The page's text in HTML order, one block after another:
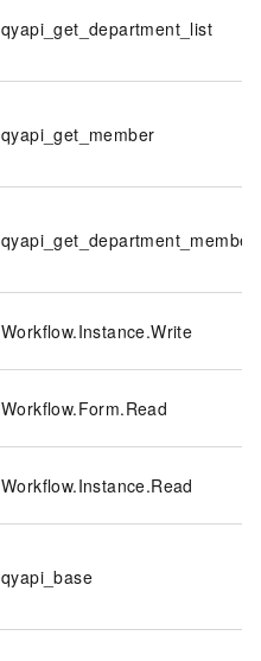
qyapi_get_department_list
qyapi_get_member
qyapi_get_department_member
Workflow.Instance.Write
Workflow.Form.Read
Workflow.Instance.Read
qyapi_base